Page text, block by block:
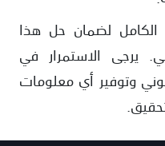
لضمان حل هذا
يرجى الاستمرار في
وتوفير أي معلومات